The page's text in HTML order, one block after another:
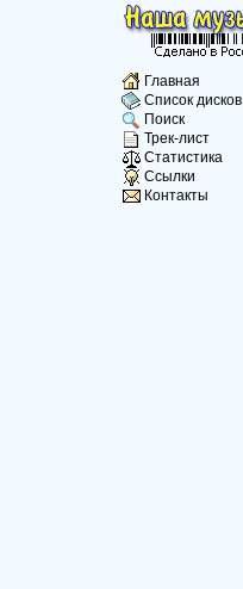
Главная
Список дисков
Поиск
Трек-лист
Статистика
Ссылки
Контакты